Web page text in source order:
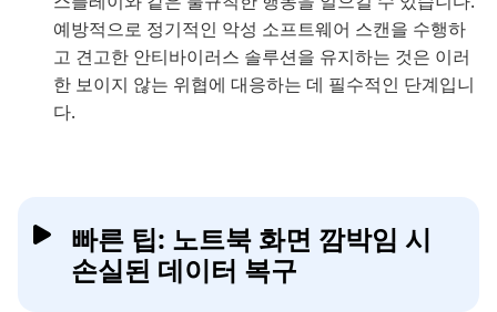
예방적으로 정기적인 악성 소프트웨어 스캔을 수행하
고 견고한 안티바이러스 솔루션을 유지하는 것은 이러
한 보이지 않는 위협에 대응하는 데 필수적인 단계입니
다.
빠른 팁: 노트북 화면 깜박임 시
손실된 데이터 복구